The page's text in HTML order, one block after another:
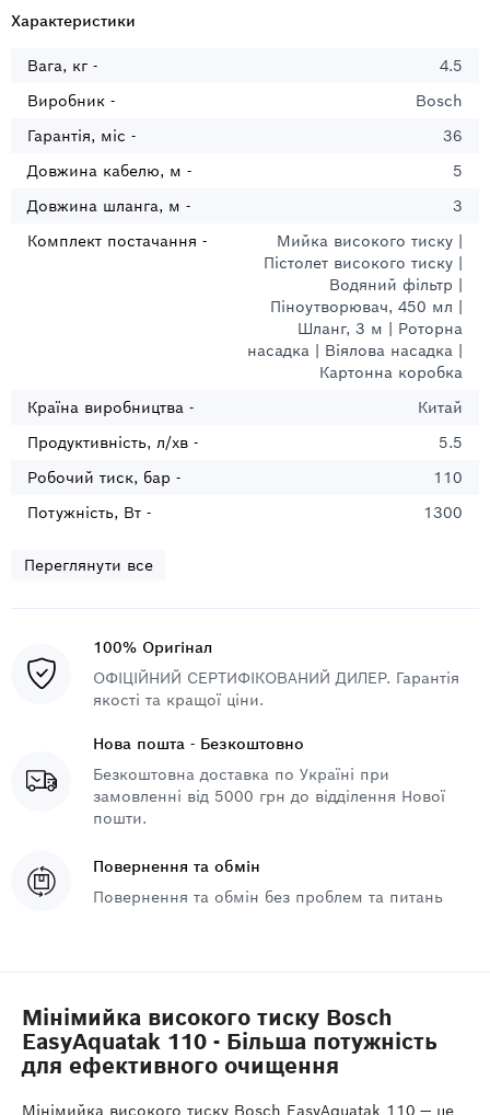
Характеристики
Вага, кг -
4.5
Виробник -
Bosch
Гарантія, міс -
36
Довжина кабелю, м -
5
Довжина шланга, м -
3
Комплект постачання -
Мийка високого тиску |
Пістолет високого тиску |
Водяний фільтр |
Піноутворювач, 450 мл |
Шланг, 3 м | Роторна
насадка | Віялова насадка |
Картонна коробка
Країна виробництва -
Китай
Продуктивність, л/хв -
5.5
Робочий тиск, бар -
110
Потужність, Вт -
1300
Переглянути все
100% Оригінал
ОФІЦІЙНИЙ СЕРТИФІКОВАНИЙ ДИЛЕР. Гарантія
якості та кращої ціни.
Нова пошта - Безкоштовно
Безкоштовна доставка по Україні при
замовленні від 5000 грн до відділення Нової
пошти.
Повернення та обмін
Повернення та обмін без проблем та питань
Мінімийка високого тиску Bosch
EasyAquatak 110 - Більша потужність
для ефективного очищення
Мінімийка високого тиску Bosch EasyAquatak 110 — це